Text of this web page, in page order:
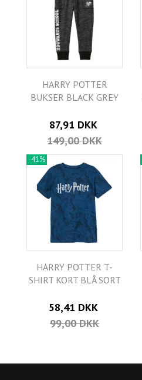
HARRY POTTER
BUKSER BLACK GREY
87,91 DKK
149,00 DKK
-41%
HARRY POTTER T-
SHIRT KORT BLÅ SORT
58,41 DKK
99,00 DKK